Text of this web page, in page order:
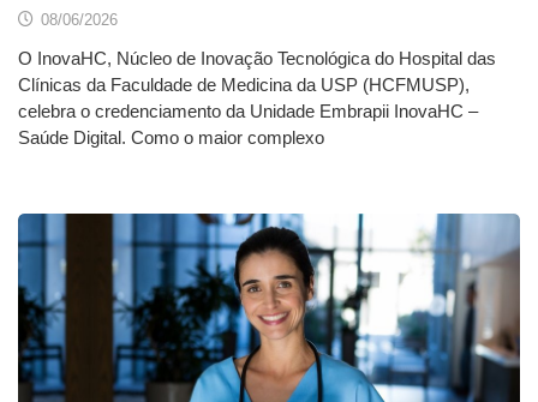
08/06/2026
O InovaHC, Núcleo de Inovação Tecnológica do Hospital das
Clínicas da Faculdade de Medicina da USP (HCFMUSP),
celebra o credenciamento da Unidade Embrapii InovaHC –
Saúde Digital. Como o maior complexo